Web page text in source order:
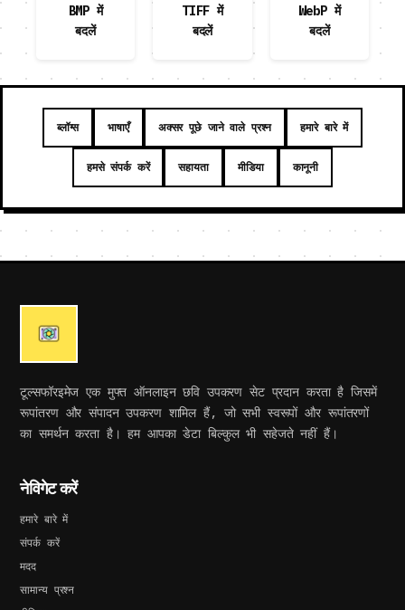
BMP में
बदलें
TIFF में
बदलें
WebP में
बदलें
ब्लॉग्स भाषाएँ अक्सर पूछे जाने वाले प्रश्न हमारे बारे में
हमसे संपर्क करें सहायता मीडिया कानूनी
टूल्सफॉरइमेज एक मुफ्त ऑनलाइन छवि उपकरण सेट प्रदान करता है जिसमें
रूपांतरण और संपादन उपकरण शामिल हैं, जो सभी स्वरूपों और रूपांतरणों
का समर्थन करता है। हम आपका डेटा बिल्कुल भी सहेजते नहीं हैं।
नेविगेट करें
हमारे बारे में
संपर्क करें
मदद
सामान्य प्रश्न